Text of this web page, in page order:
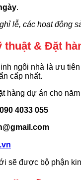
.
lễ, các hoạt động
thuật & Đặt
ngôi nhà là ưu
cấp nhất.
hàng dự án cho
090 4033 055
sẽ được bộ phận